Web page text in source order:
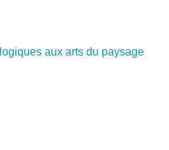
aux arts du paysage